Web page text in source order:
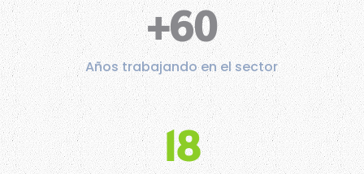
+60
Años trabajando en el sector
18